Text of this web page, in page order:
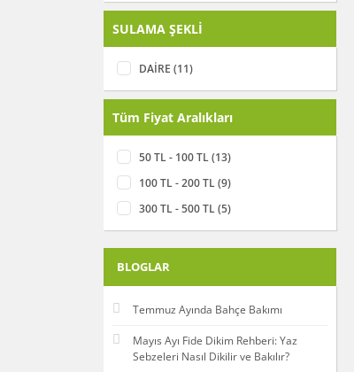
SULAMA ŞEKLİ
DAİRE (11)
Tüm Fiyat Aralıkları
50 TL - 100 TL (13)
100 TL - 200 TL (9)
300 TL - 500 TL (5)
BLOGLAR
Temmuz Ayında Bahçe Bakımı
Mayıs Ayı Fide Dikim Rehberi: Yaz
Sebzeleri Nasıl Dikilir ve Bakılır?